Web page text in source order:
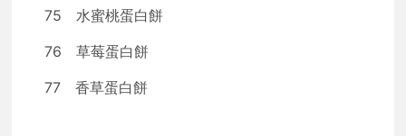
75 水蜜桃蛋白餅
76 草莓蛋白餅
77 香草蛋白餅